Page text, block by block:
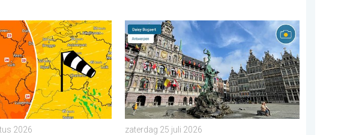
zondag 2 augustus 2026
komst. Maxima onder 25 graden. . . dinsdag 4 augustus 2026
2026
Stuur jouw weerfoto van de week!. Weer&Radar
zaterdag 25 juli 2026